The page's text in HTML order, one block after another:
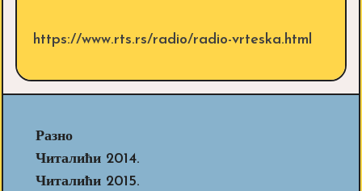
https://www.rts.rs/radio/radio-vrteska.html
Разно
Читалићи 2014.
Читалићи 2015.